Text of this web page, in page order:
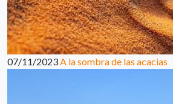
07/11/2023A la sombra de las acacias